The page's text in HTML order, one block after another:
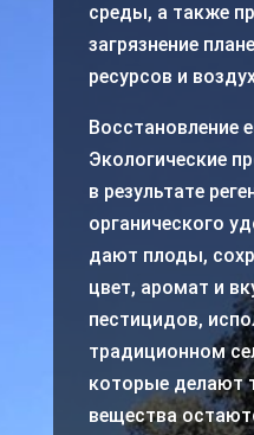
среды, а также
загрязнение
ресурсов и
Восстановление
Экологические
в результате
органического
дают плоды,
цвет, аромат и
пестицидов,
традиционном
которые делают
вещества